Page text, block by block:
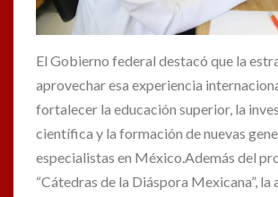
El Gobierno federal destacó que la
aprovechar esa experiencia
fortalecer la educación superior, la
científica y la formación de nuevas
especialistas en México.Además del
“Cátedras de la Diáspora Mexicana”,